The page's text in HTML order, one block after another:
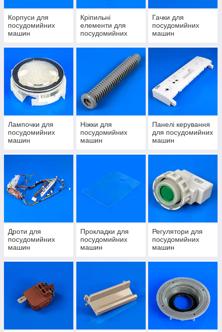
Корпуси для
посудомийних
машин
Кріпильні
елементи для
посудомийних
Гачки для
посудомийних
машин
Лампочки для
посудомийних
машин
Ніжки для
посудомийних
машин
Панелі керування
для посудомийних
машин
Дроти для
посудомийних
машин
Прокладки для
посудомийних
машин
Регулятори для
посудомийних
машин